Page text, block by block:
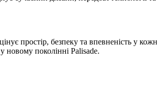
простір, безпеку та впевненість у
новому поколінні Palisade.